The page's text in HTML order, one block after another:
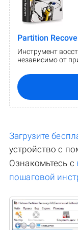
Partition
Инструмент
независимо от
Загрузите
устройство с
Ознакомьтесь с
пошаговой